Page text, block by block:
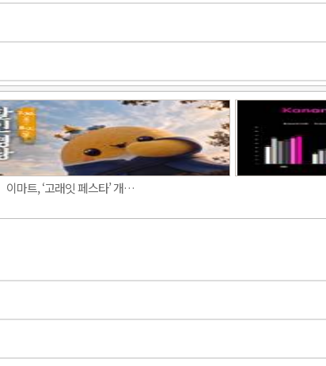
이마트, ‘고래잇 페스타’ 개…